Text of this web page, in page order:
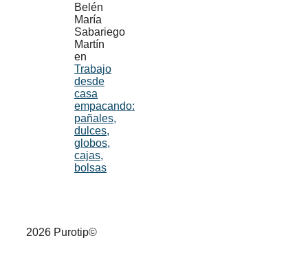
Belén
María
Sabariego
Martín
en
Trabajo
desde
casa
empacando:
pañales,
dulces,
globos,
cajas,
bolsas
2026 Purotip©